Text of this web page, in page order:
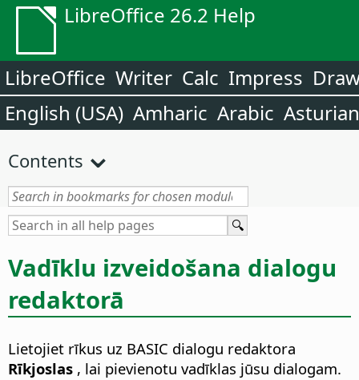
LibreOffice 26.2 Help
LibreOffice Writer Calc Impress
English (USA) Amharic Arabic Asturian
Contents
Vadīklu izveidošana dialogu
redaktorā
Lietojiet rīkus uz BASIC dialogu redaktora
Rīkjoslas , lai pievienotu vadīklas jūsu dialogam.